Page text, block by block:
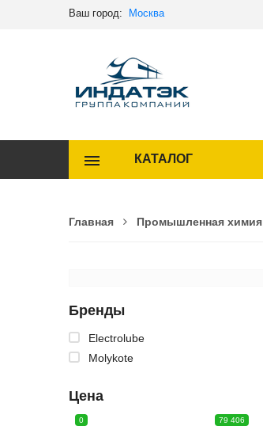
Ваш город: Москва
КАТАЛОГ
Главная Промышленная химия
Бренды
Electrolube
Molykote
Цена
0 79 406